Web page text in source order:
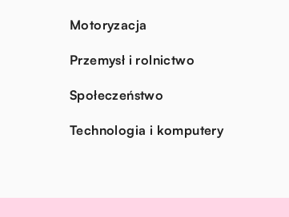
Motoryzacja
Przemysł i rolnictwo
Społeczeństwo
Technologia i komputery